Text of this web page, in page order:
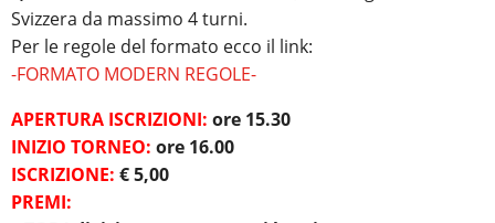
Svizzera da massimo 4 turni.
Per le regole del formato ecco il link:
-FORMATO MODERN REGOLE-
APERTURA ISCRIZIONI: ore 15.30
INIZIO TORNEO: ore 16.00
ISCRIZIONE: € 5,00
PREMI: